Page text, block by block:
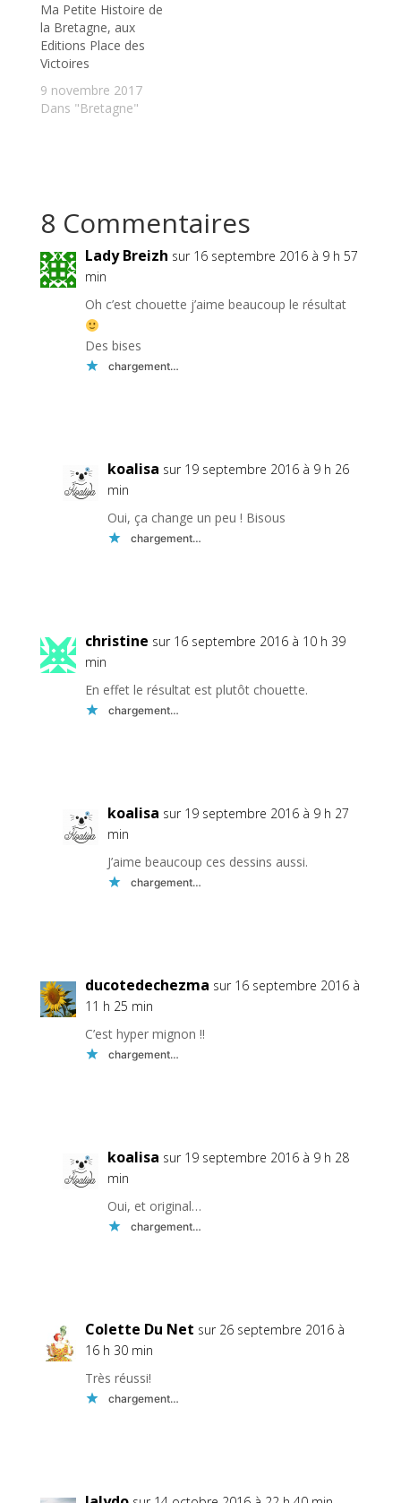
Ma Petite Histoire de
la Bretagne, aux
Editions Place des
Victoires
9 novembre 2017
Dans "Bretagne"
8 Commentaires
Lady Breizh sur 16 septembre 2016 à 9 h 57
min
Oh c’est chouette j’aime beaucoup le résultat
Des bises
chargement…
koalisa sur 19 septembre 2016 à 9 h 26
min
Oui, ça change un peu ! Bisous
chargement…
christine sur 16 septembre 2016 à 10 h 39
min
En effet le résultat est plutôt chouette.
chargement…
koalisa sur 19 septembre 2016 à 9 h 27
min
J’aime beaucoup ces dessins aussi.
chargement…
ducotedechezma sur 16 septembre 2016 à
11 h 25 min
C’est hyper mignon !!
chargement…
koalisa sur 19 septembre 2016 à 9 h 28
min
Oui, et original…
chargement…
Colette Du Net sur 26 septembre 2016 à
16 h 30 min
Très réussi!
chargement…